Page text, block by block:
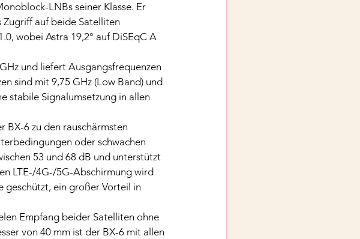
LNBs seiner Klasse. Er
Zugriff auf beide Satelliten
wobei Astra 19,2° auf DiSEqC A
und liefert Ausgangsfrequenzen
sind mit 9,75 GHz (Low Band) und
stabile Signalumsetzung in allen
BX-6 zu den rauschärmsten
oder schwachen
53 und 68 dB und unterstützt
LTE-/4G-/5G-Abschirmung wird
geschützt, ein großer Vorteil in
Empfang beider Satelliten ohne
von 40 mm ist der BX-6 mit allen